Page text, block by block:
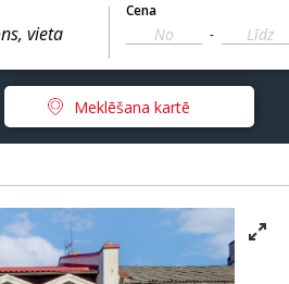
Cena
-
Meklēšana kartē